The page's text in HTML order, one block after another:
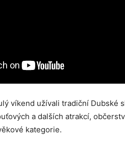
víkend užívali tradiční Dubské
a dalších atrakcí,
kategorie.